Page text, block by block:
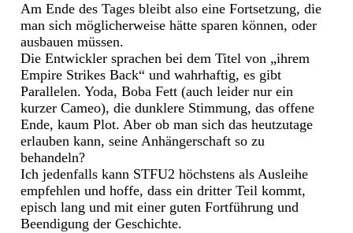
Am Ende des Tages bleibt also eine Fortsetzung, die
man sich möglicherweise hätte sparen können, oder
ausbauen müssen.
Die Entwickler sprachen bei dem Titel von „ihrem
Empire Strikes Back“ und wahrhaftig, es gibt
Parallelen. Yoda, Boba Fett (auch leider nur ein
kurzer Cameo), die dunklere Stimmung, das offene
Ende, kaum Plot. Aber ob man sich das heutzutage
erlauben kann, seine Anhängerschaft so zu
behandeln?
Ich jedenfalls kann STFU2 höchstens als Ausleihe
empfehlen und hoffe, dass ein dritter Teil kommt,
episch lang und mit einer guten Fortführung und
Beendigung der Geschichte.